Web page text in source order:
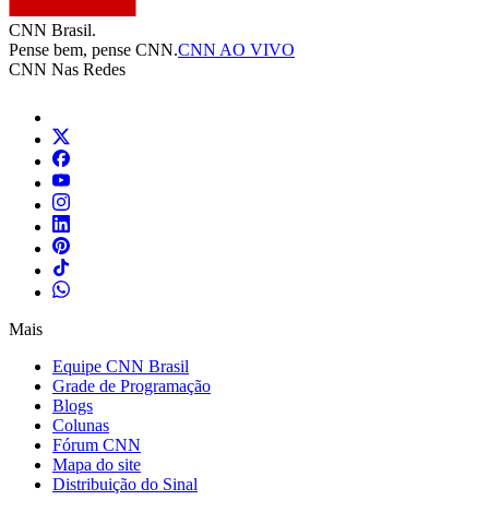
CNN Brasil.
Pense bem, pense CNN.CNN AO VIVO
CNN Nas Redes
Mais
Equipe CNN Brasil
Grade de Programação
Blogs
Colunas
Fórum CNN
Mapa do site
Distribuição do Sinal